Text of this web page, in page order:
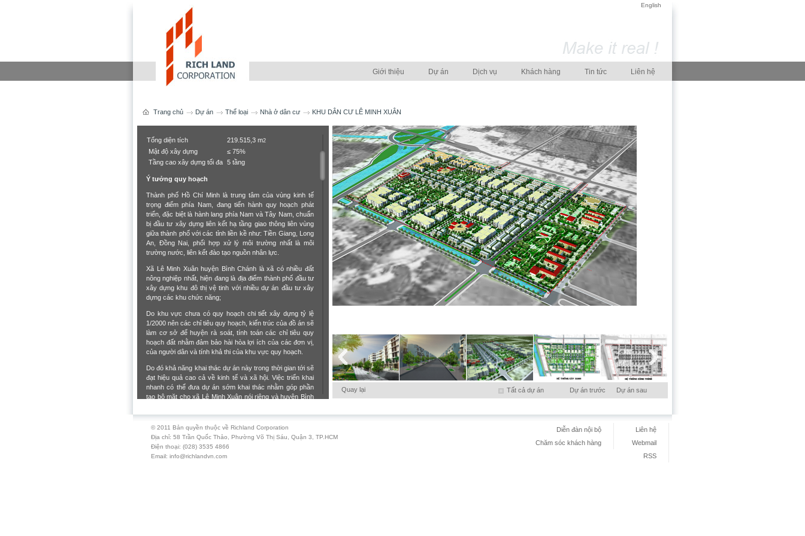
English
Giới thiệu Dự án Dịch vụ Khách hàng Tin tức Liên hệ
Trang chủ Dự án Thể loại Nhà ở dân cư KHU DÂN CƯ LÊ MINH XUÂN
Tổng diện tích 219.515,3 m2
Mật độ xây dựng
≤ 75%
Tầng cao xây dựng tối đa 5 tầng
Ý tưởng quy hoạch
Thành phố Hồ Chí Minh là trung tâm của vùng kinh tế
trọng điểm phía Nam, đang tiến hành quy hoạch phát
triển, đặc biệt là hành lang phía Nam và Tây Nam, chuẩn
bị đầu tư xây dựng liên kết hạ tầng giao thông liên vùng
giữa thành phố với các tỉnh liền kề như: Tiền Giang, Long
An, Đồng Nai, phối hợp xử lý môi trường nhất là môi
trường nước, liên kết đào tạo nguồn nhân lực.
Xã Lê Minh Xuân huyện Bình Chánh là xã có nhiều đất
nông nghiệp nhất, hiện đang là địa điểm thành phố đầu tư
xây dựng khu đô thị vệ tinh với nhiều dự án đầu tư xây
dựng các khu chức năng;
Do khu vực chưa có quy hoạch chi tiết xây dựng tỷ lệ
1/2000 nên các chỉ tiêu quy hoạch, kiến trúc của đồ án sẽ
làm cơ sở để huyện rà soát, tính toán các chỉ tiêu quy
hoạch đất nhằm đảm bảo hài hòa lợi ích của các đơn vị,
của người dân và tính khả thi của khu vực quy hoạch.
Do đó khả năng khai thác dự án này trong thời gian tới sẽ
đạt hiệu quả cao cả về kinh tế và xã hội. Việc triển khai
nhanh có thể đưa dự án sớm khai thác nhằm góp phần
tạo bộ mặt cho xã Lê Minh Xuân nói riêng và huyện Bình
Chí Minh
Chủ đầu tư: Công ty Cổ phần Quốc tế C&T
Quay lại Tất cả dự án Dự án trước Dự án sau
© 2011 Bản quyền thuộc về Richland Corporation
Địa chỉ: 58 Trần Quốc Thảo, Phường Võ Thị Sáu, Quận 3, TP.HCM
Điện thoại: (028) 3535 4866
Email: info@richlandvn.com
Liên hệ
Webmail
RSS
Diễn đàn nội bộ
Chăm sóc khách hàng